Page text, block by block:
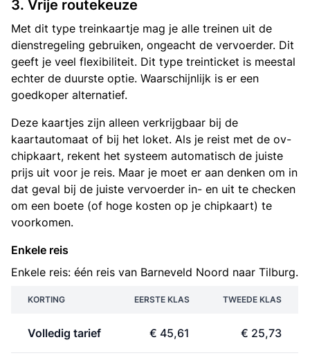
3. Vrije routekeuze
Met dit type treinkaartje mag je alle treinen uit de
dienstregeling gebruiken, ongeacht de vervoerder. Dit
geeft je veel flexibiliteit. Dit type treinticket is meestal
echter de duurste optie. Waarschijnlijk is er een
goedkoper alternatief.
Deze kaartjes zijn alleen verkrijgbaar bij de
kaartautomaat of bij het loket. Als je reist met de ov-
chipkaart, rekent het systeem automatisch de juiste
prijs uit voor je reis. Maar je moet er aan denken om in
dat geval bij de juiste vervoerder in- en uit te checken
om een boete (of hoge kosten op je chipkaart) te
voorkomen.
Enkele reis
Enkele reis: één reis van Barneveld Noord naar Tilburg.
KORTING EERSTE KLAS TWEEDE KLAS
Volledig tarief € 45,61 € 25,73